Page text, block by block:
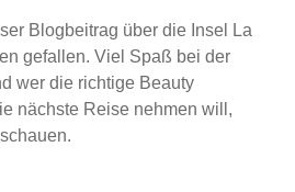
Blogbeitrag über die Insel La
gefallen. Viel Spaß bei der
wer die richtige Beauty
nächste Reise nehmen will,